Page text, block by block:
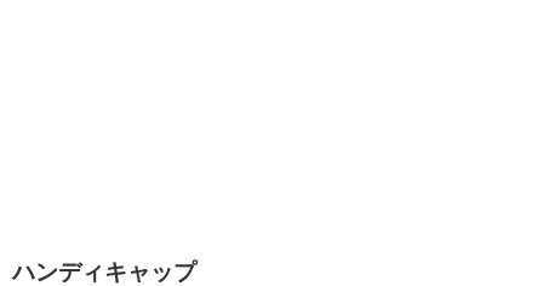
ハンディキャップ